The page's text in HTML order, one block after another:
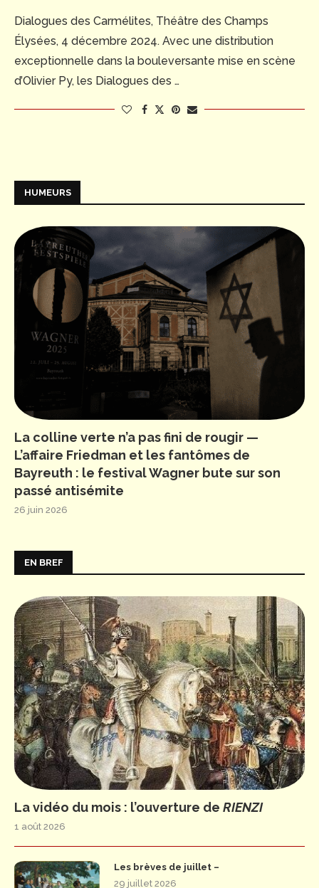
Dialogues des Carmélites, Théâtre des Champs
Élysées, 4 décembre 2024. Avec une distribution
exceptionnelle dans la bouleversante mise en scène
d’Olivier Py, les Dialogues des …
HUMEURS
La colline verte n’a pas fini de rougir —
L’affaire Friedman et les fantômes de
Bayreuth : le festival Wagner bute sur son
passé antisémite
26 juin 2026
EN BREF
La vidéo du mois : l’ouverture de RIENZI
1 août 2026
Les brèves de juillet –
29 juillet 2026